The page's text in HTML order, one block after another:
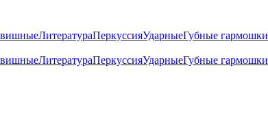
ЛитератураПеркуссияУдарныеГубные гармошки
ЛитератураПеркуссияУдарныеГубные гармошки